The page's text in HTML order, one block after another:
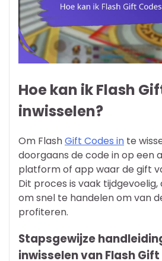
Hoe kan ik Flash
inwisselen?
Om FlashGift Codes in te
doorgaans de code in op een
platform of app waar de gift
Dit proces is vaak
om snel te handelen om van
profiteren.
Stapsgewijze
inwisselen van Flash